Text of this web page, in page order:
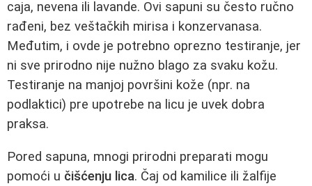
caja, nevena ili lavande. Ovi sapuni su često ručno
rađeni, bez veštačkih mirisa i konzervanasa.
Međutim, i ovde je potrebno oprezno testiranje, jer
ni sve prirodno nije nužno blago za svaku kožu.
Testiranje na manjoj površini kože (npr. na
podlaktici) pre upotrebe na licu je uvek dobra
praksa.
Pored sapuna, mnogi prirodni preparati mogu
pomoći u čišćenju lica. Čaj od kamilice ili žalfije